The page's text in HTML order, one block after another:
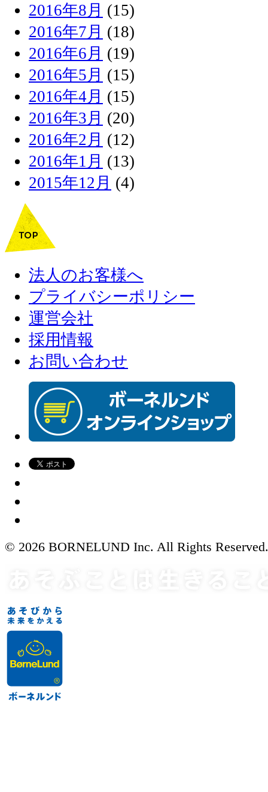
2016年8月 (15)
2016年7月 (18)
2016年6月 (19)
2016年5月 (15)
2016年4月 (15)
2016年3月 (20)
2016年2月 (12)
2016年1月 (13)
2015年12月 (4)
法人のお客様へ
プライバシーポリシー
運営会社
採用情報
お問い合わせ
© 2026 BORNELUND Inc. All Rights Reserved.